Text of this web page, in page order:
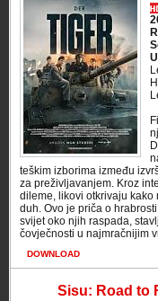
teškim izborima između
za preživljavanjem. Kroz
dileme, likovi otkrivaju
duh. Ovo je priča o
svijet oko njih raspada,
čovječnosti u najmračnijim
DOWNLOAD
Sisu: Road to